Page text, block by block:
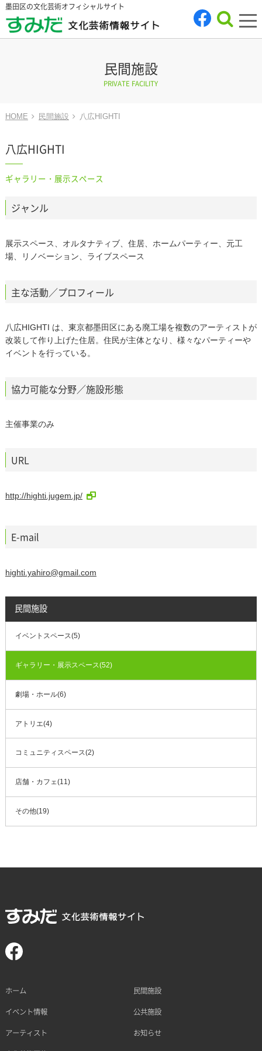
墨田区の文化芸術オフィシャルサイト
民間施設
PRIVATE FACILITY
HOME 民間施設 八広HIGHTI
八広HIGHTI
ギャラリー・展示スペース
ジャンル
展示スペース、オルタナティブ、住居、ホームパーティー、元工
場、リノベーション、ライブスペース
主な活動／プロフィール
八広HIGHTI は、東京都墨田区にある廃工場を複数のアーティストが
改装して作り上げた住居。住民が主体となり、様々なパーティーや
イベントを行っている。
協力可能な分野／施設形態
主催事業のみ
URL
http://highti.jugem.jp/
E-mail
highti.yahiro@gmail.com
民間施設
イベントスペース(5)
ギャラリー・展示スペース(52)
劇場・ホール(6)
アトリエ(4)
コミュニティスペース(2)
店舗・カフェ(11)
その他(19)
ホーム
イベント情報
アーティスト
民間施設
公共施設
お知らせ